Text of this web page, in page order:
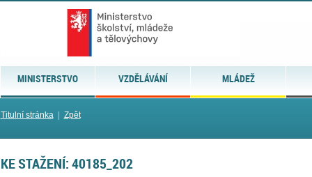
MINISTERSTVO VZDĚLÁVÁNÍ MLÁDEŽ
Titulní stránka| Zpět
KE STAŽENÍ: 40185_202